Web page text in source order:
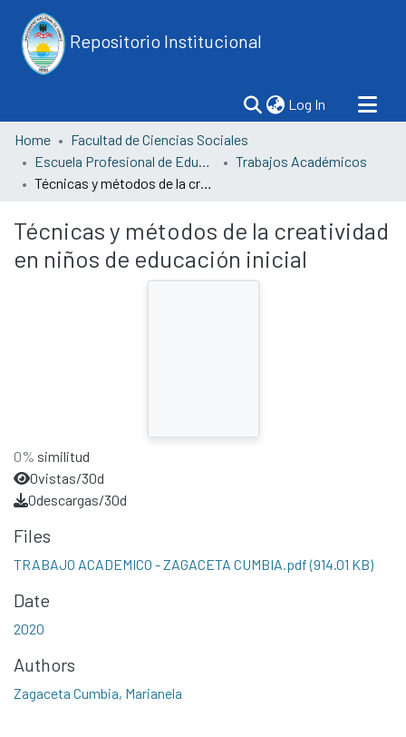
Repositorio Institucional
Log In (current)
Home
Facultad de Ciencias Sociales
Escuela Profesional de Educación
Trabajos Académicos
Técnicas y métodos de la creatividad en niños de educación inicial
Técnicas y métodos de la creatividad
en niños de educación inicial
0% similitud
0vistas/30d
0descargas/30d
Files
TRABAJO ACADEMICO - ZAGACETA CUMBIA.pdf(914.01 KB)
Date
2020
Authors
Zagaceta Cumbia, Marianela